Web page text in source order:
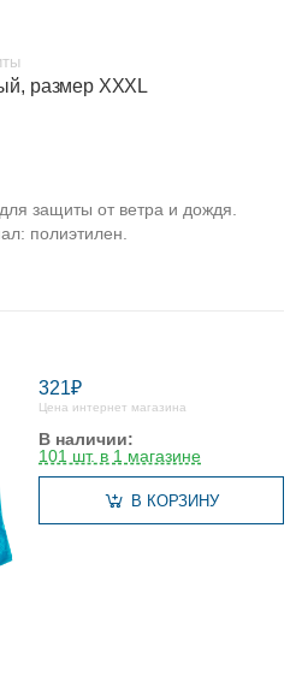
размер XXXL
защиты от ветра и дождя.
полиэтилен.
321₽
Цена интернет магазина
В наличии:
101 шт. в 1 магазине
В КОРЗИНУ